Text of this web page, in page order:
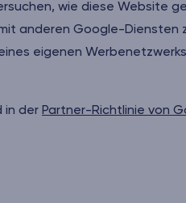
wie diese Website
anderen Google-Diensten
eigenen
in der Partner-Richtlinie von